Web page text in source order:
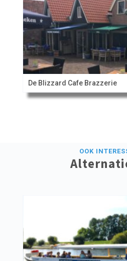
De Blizzard Cafe Brazzerie
OOK